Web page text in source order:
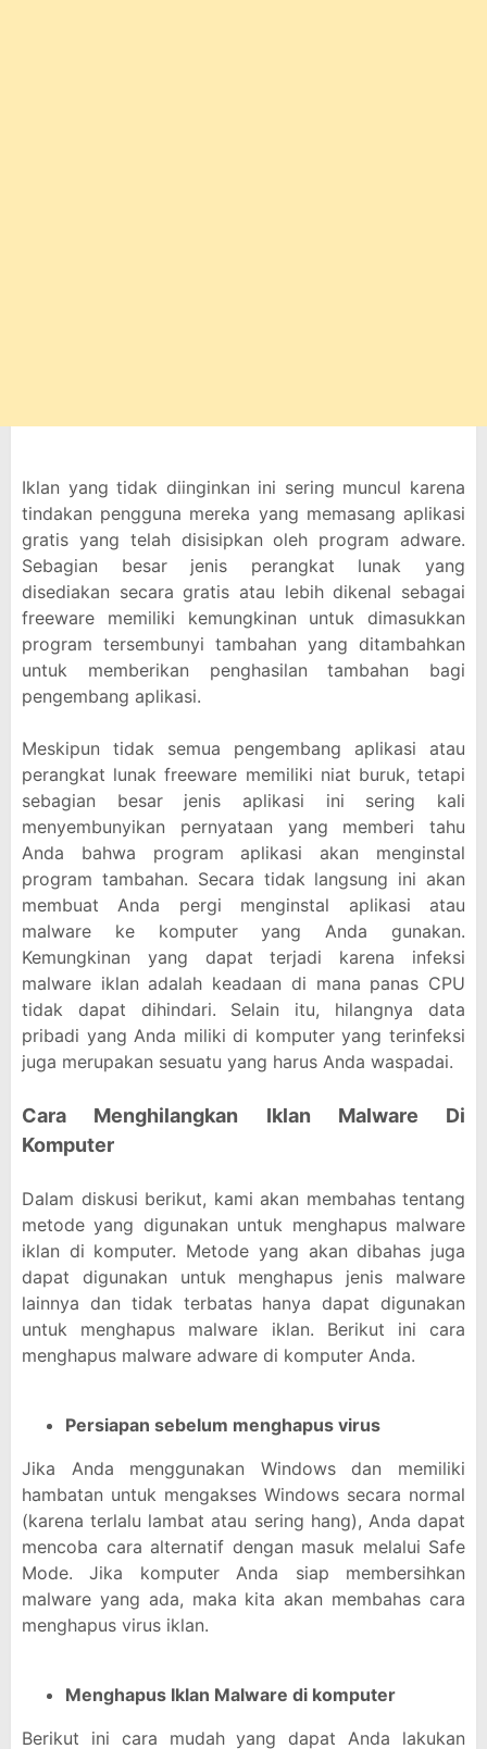
Iklan yang tidak diinginkan ini sering muncul karena
tindakan pengguna mereka yang memasang aplikasi
gratis yang telah disisipkan oleh program adware.
Sebagian besar jenis perangkat lunak yang
disediakan secara gratis atau lebih dikenal sebagai
freeware memiliki kemungkinan untuk dimasukkan
program tersembunyi tambahan yang ditambahkan
untuk memberikan penghasilan tambahan bagi
pengembang aplikasi.
Meskipun tidak semua pengembang aplikasi atau
perangkat lunak freeware memiliki niat buruk, tetapi
sebagian besar jenis aplikasi ini sering kali
menyembunyikan pernyataan yang memberi tahu
Anda bahwa program aplikasi akan menginstal
program tambahan. Secara tidak langsung ini akan
membuat Anda pergi menginstal aplikasi atau
malware ke komputer yang Anda gunakan.
Kemungkinan yang dapat terjadi karena infeksi
malware iklan adalah keadaan di mana panas CPU
tidak dapat dihindari. Selain itu, hilangnya data
pribadi yang Anda miliki di komputer yang terinfeksi
juga merupakan sesuatu yang harus Anda waspadai.
Cara Menghilangkan Iklan Malware Di
Komputer
Dalam diskusi berikut, kami akan membahas tentang
metode yang digunakan untuk menghapus malware
iklan di komputer. Metode yang akan dibahas juga
dapat digunakan untuk menghapus jenis malware
lainnya dan tidak terbatas hanya dapat digunakan
untuk menghapus malware iklan. Berikut ini cara
menghapus malware adware di komputer Anda.
Persiapan sebelum menghapus virus
Jika Anda menggunakan Windows dan memiliki
hambatan untuk mengakses Windows secara normal
(karena terlalu lambat atau sering hang), Anda dapat
mencoba cara alternatif dengan masuk melalui Safe
Mode. Jika komputer Anda siap membersihkan
malware yang ada, maka kita akan membahas cara
menghapus virus iklan.
Menghapus Iklan Malware di komputer
Berikut ini cara mudah yang dapat Anda lakukan